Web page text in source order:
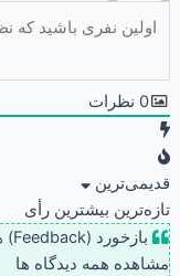
0 نظرات
قدیمی‌ترین
تازه‌ترین بیشترین رأی
بازخورد (Feedback) های اینلاین
مشاهده همه دیدگاه ها